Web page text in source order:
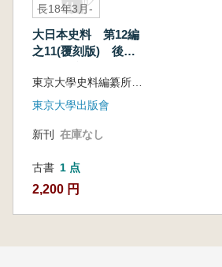
長18年3月-
月)
大日本史料 第12編
之11(覆刻版) 後水
慶長18年9月)
東京大學史料編纂所 編
東京大學出版會
新刊 在庫なし
古書 1 点
2,200 円